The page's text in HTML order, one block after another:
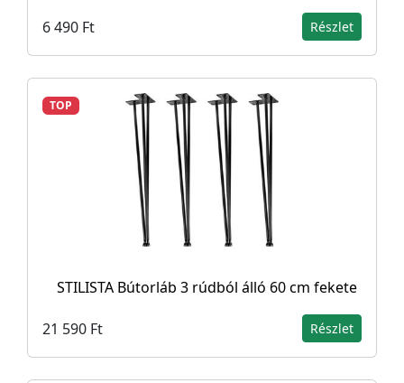
6 490 Ft Részlet
TOP
STILISTA Bútorláb 3 rúdból álló 60 cm fekete
21 590 Ft Részlet